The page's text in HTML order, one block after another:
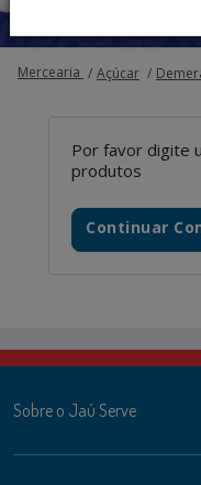
Mercearia Açúcar
Por favor digite
produtos
Continuar
Sobre o Jaú Serve